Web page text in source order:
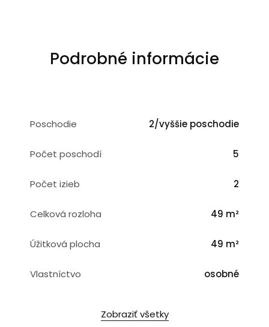
Podrobné informácie
Poschodie 2/vyššie poschodie
Počet poschodí 5
Počet izieb 2
Celková rozloha 49 m²
Úžitková plocha 49 m²
Vlastníctvo osobné
Zobraziť všetky